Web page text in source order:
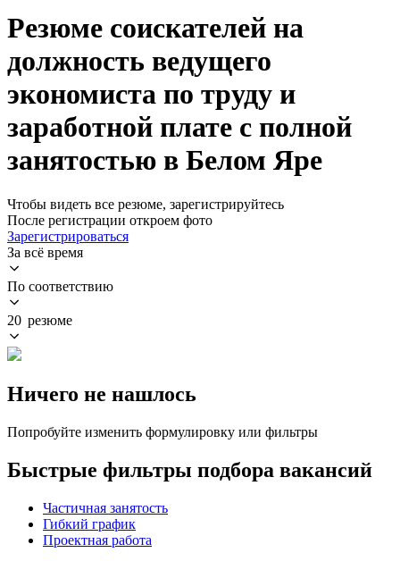
Резюме соискателей на
должность ведущего
экономиста по труду и
заработной плате с полной
занятостью в Белом Яре
Чтобы видеть все резюме, зарегистрируйтесь
После регистрации откроем фото
Зарегистрироваться
За всё время
По соответствию
20 резюме
Ничего не нашлось
Попробуйте изменить формулировку или фильтры
Быстрые фильтры подбора вакансий
Частичная занятость
Гибкий график
Проектная работа